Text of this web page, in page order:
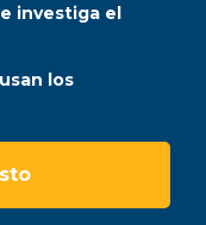
investiga el
los